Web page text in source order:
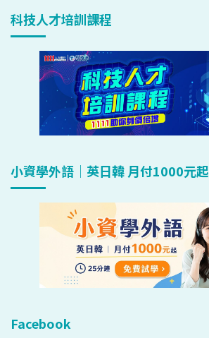
科技人才培訓課程
小資學外語｜英日韓 月付1000元起
Facebook